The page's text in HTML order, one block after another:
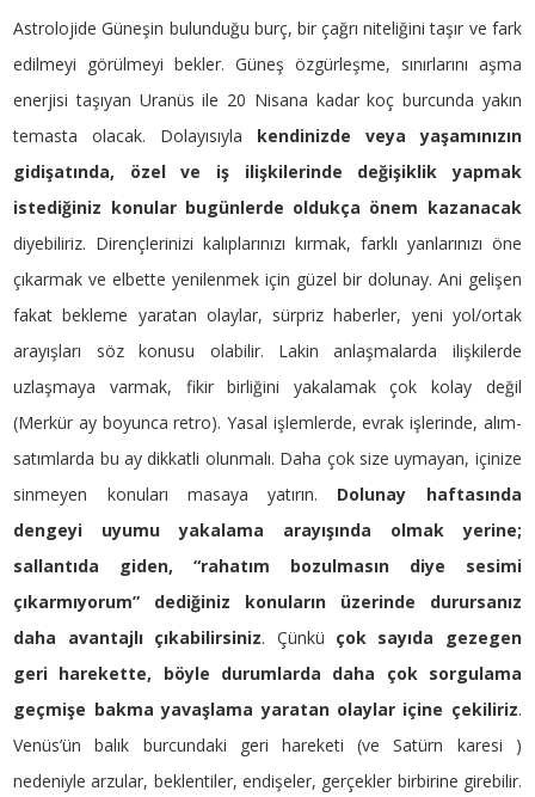
Astrolojide Güneşin bulunduğu burç, bir çağrı niteliğini taşır ve fark
edilmeyi görülmeyi bekler. Güneş özgürleşme, sınırlarını aşma
enerjisi taşıyan Uranüs ile 20 Nisana kadar koç burcunda yakın
temasta olacak. Dolayısıyla kendinizde veya yaşamınızın
gidişatında, özel ve iş ilişkilerinde değişiklik yapmak
istediğiniz konular bugünlerde oldukça önem kazanacak
diyebiliriz. Dirençlerinizi kalıplarınızı kırmak, farklı yanlarınızı öne
çıkarmak ve elbette yenilenmek için güzel bir dolunay. Ani gelişen
fakat bekleme yaratan olaylar, sürpriz haberler, yeni yol/ortak
arayışları söz konusu olabilir. Lakin anlaşmalarda ilişkilerde
uzlaşmaya varmak, fikir birliğini yakalamak çok kolay değil
(Merkür ay boyunca retro). Yasal işlemlerde, evrak işlerinde, alım-
satımlarda bu ay dikkatli olunmalı. Daha çok size uymayan, içinize
sinmeyen konuları masaya yatırın. Dolunay haftasında
dengeyi uyumu yakalama arayışında olmak yerine;
sallantıda giden, “rahatım bozulmasın diye sesimi
çıkarmıyorum” dediğiniz konuların üzerinde durursanız
daha avantajlı çıkabilirsiniz. Çünkü çok sayıda gezegen
geri harekette, böyle durumlarda daha çok sorgulama
geçmişe bakma yavaşlama yaratan olaylar içine çekiliriz.
Venüs’ün balık burcundaki geri hareketi (ve Satürn karesi )
nedeniyle arzular, beklentiler, endişeler, gerçekler birbirine girebilir.